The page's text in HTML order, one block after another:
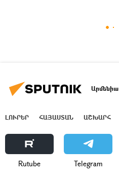
Արմենիա
ԼՈՒՐԵՐ ՀԱՅԱՍՏԱՆ ԱՇԽԱՐՀ
Rutube Telegram